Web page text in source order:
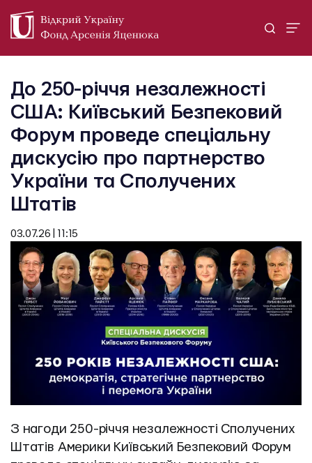
До 250-річчя незалежності
США: Київський Безпековий
Форум проведе спеціальну
дискусію про партнерство
України та Сполучених
Штатів
03.07.26 | 11:15
З нагоди 250-річчя незалежності Сполучених
Штатів Америки Київський Безпековий Форум